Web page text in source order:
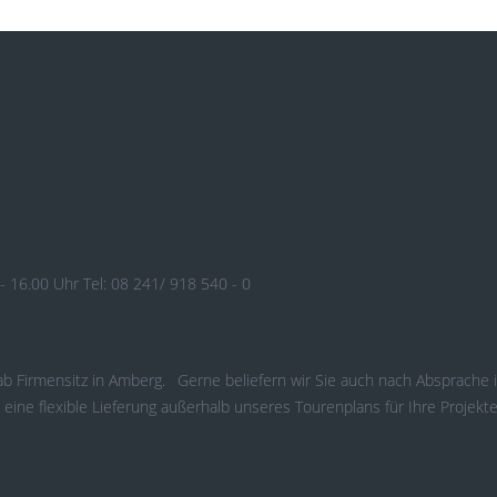
16.00 Uhr Tel: 08 241/ 918 540 - 0
Firmensitz in Amberg. Gerne beliefern wir Sie auch nach
flexible Lieferung außerhalb unseres Tourenplans für Ihre